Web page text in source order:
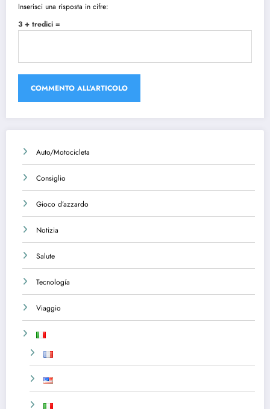
Inserisci una risposta in cifre:
3 + tredici =
Auto/Motocicleta
Consiglio
Gioco d’azzardo
Notizia
Salute
Tecnología
Viaggio